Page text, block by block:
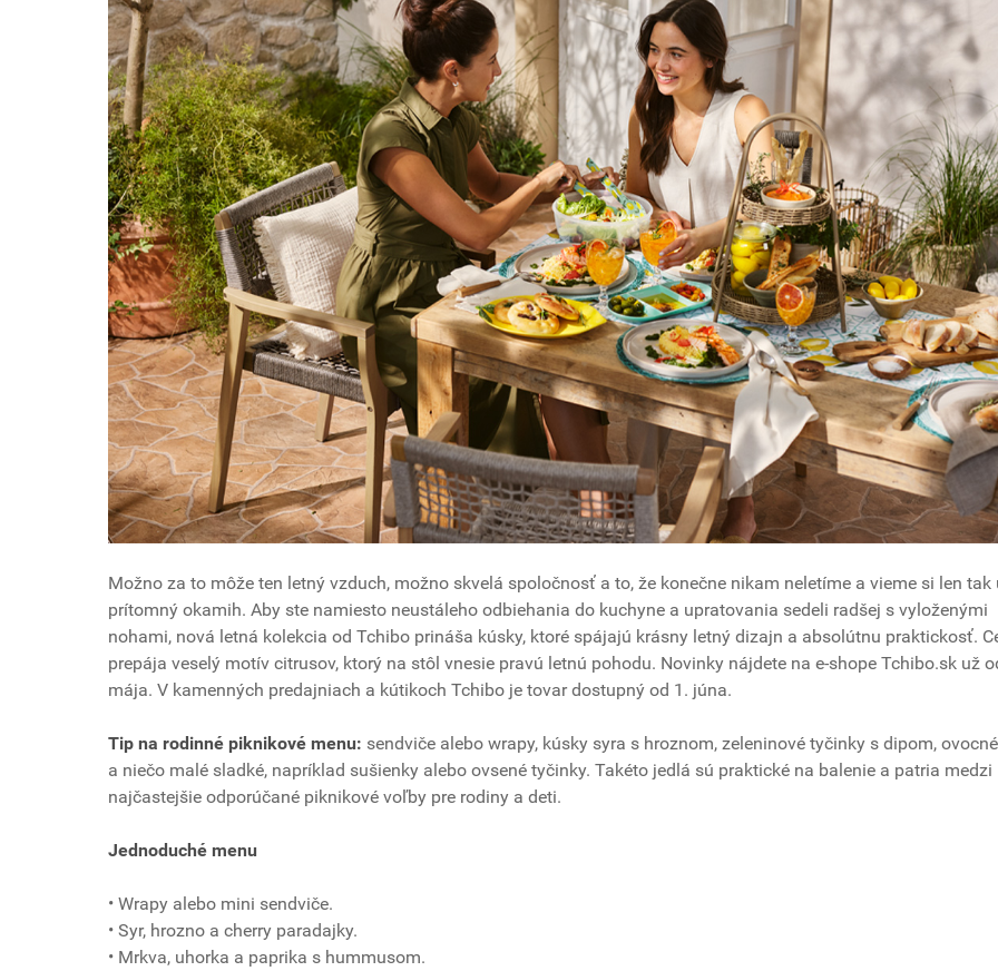
Možno za to môže ten letný vzduch, možno skvelá spoločnosť a to, že konečne nikam neletíme a vieme si len
prítomný okamih. Aby ste namiesto neustáleho odbiehania do kuchyne a upratovania sedeli radšej s vyloženými
nohami, nová letná kolekcia od Tchibo prináša kúsky, ktoré spájajú krásny letný dizajn a absolútnu praktickosť.
prepája veselý motív citrusov, ktorý na stôl vnesie pravú letnú pohodu. Novinky nájdete na e-shope Tchibo.sk už
mája. V kamenných predajniach a kútikoch Tchibo je tovar dostupný od 1. júna.
Tip na rodinné piknikové menu: sendviče alebo wrapy, kúsky syra s hroznom, zeleninové tyčinky s dipom,
a niečo malé sladké, napríklad sušienky alebo ovsené tyčinky. Takéto jedlá sú praktické na balenie a patria medzi
najčastejšie odporúčané piknikové voľby pre rodiny a deti.
Jednoduché menu
• Wrapy alebo mini sendviče.
• Syr, hrozno a cherry paradajky.
• Mrkva, uhorka a paprika s hummusom.